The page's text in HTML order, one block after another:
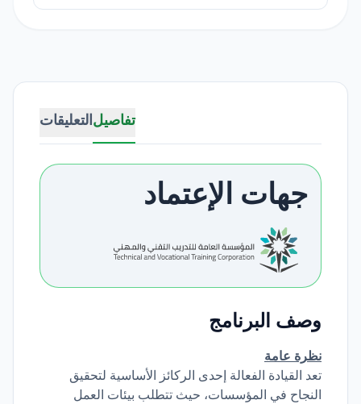
تفاصيلالتعليقات
جهات الإعتماد
وصف البرنامج
نظرة عامة
تعد القيادة الفعالة إحدى الركائز الأساسية لتحقيق
النجاح في المؤسسات، حيث تتطلب بيئات العمل